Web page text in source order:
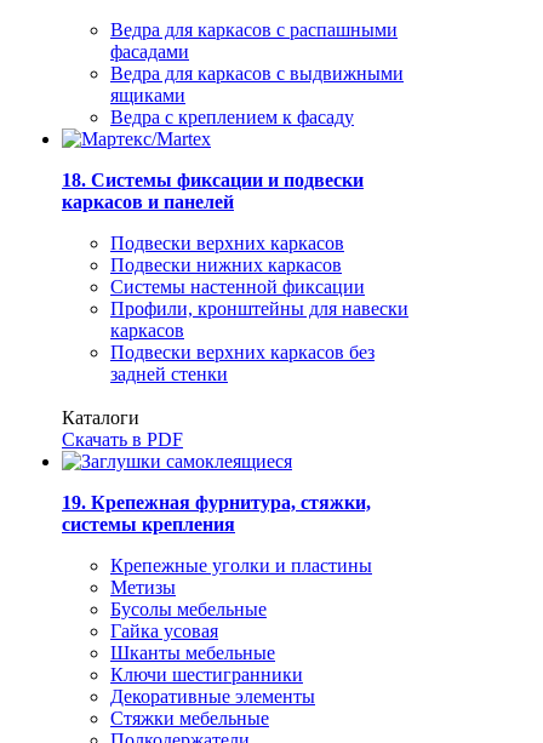
Ведра для каркасов с распашными
фасадами
Ведра для каркасов с выдвижными
ящиками
Ведра с креплением к фасаду
18. Системы фиксации и подвески
каркасов и панелей
Подвески верхних каркасов
Подвески нижних каркасов
Системы настенной фиксации
Профили, кронштейны для навески
каркасов
Подвески верхних каркасов без
задней стенки
Каталоги
Скачать в PDF
19. Крепежная фурнитура, стяжки,
системы крепления
Крепежные уголки и пластины
Метизы
Бусолы мебельные
Гайка усовая
Шканты мебельные
Ключи шестигранники
Декоративные элементы
Стяжки мебельные